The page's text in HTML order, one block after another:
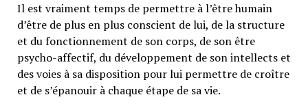
Il est vraiment temps de permettre à l’être humain
d’être de plus en plus conscient de lui, de la structure
et du fonctionnement de son corps, de son être
psycho-affectif, du développement de son intellects et
des voies à sa disposition pour lui permettre de croître
et de s’épanouir à chaque étape de sa vie.